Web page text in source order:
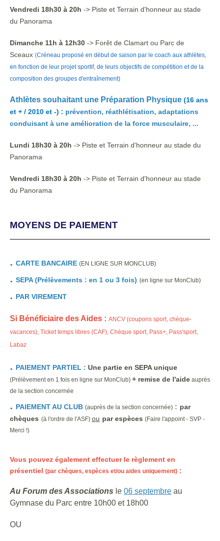
Vendredi 18h30 à 20h -> Piste et Terrain d'honneur au stade
du Panorama
Dimanche 11h à 12h30 -> Forêt de Clamart ou Parc de
Sceaux (Créneau proposé en début de saison par le coach aux athlètes,
en fonction de leur projet sportif, de leurs objectifs de compétition et de la
composition des groupes d'entraînement)
Athlètes souhaitant une Préparation Physique (16 ans
et + / 2010 et -) : prévention, réathlétisation, adaptations
conduisant à une amélioration de la force musculaire, ...
Lundi 18h30 à 20h -> Piste et Terrain d'honneur au stade du
Panorama
Vendredi 18h30 à 20h -> Piste et Terrain d'honneur au stade
du Panorama
MOYENS DE PAIEMENT
. CARTE BANCAIRE (EN LIGNE SUR MONCLUB)
. SEPA (Prélèvements : en 1 ou 3 fois) (en ligne sur MonClub)
. PAR VIREMENT
Si Bénéficiaire des Aides : ANCV (coupons sport, chèque-
vacances), Ticket temps libres (CAF), Chèque sport, Pass+, Pass'sport,
Labaz
. PAIEMENT PARTIEL : Une partie en SEPA unique
(Prélèvement en 1 fois en ligne sur MonClub) + remise de l'aide auprès
de la section concernée
. PAIEMENT AU CLUB (auprès de la section concernée) : par
chèques (à l'ordre de l'ASF) ou par espèces (Faire l'appoint - SVP -
Merci !)
Vous pouvez également effectuer le règlement en
présentiel (par chèques, espèces et/ou aides uniquement) :
Au Forum des Associations le 06 septembre au
Gymnase du Parc entre 10h00 et 18h00
OU